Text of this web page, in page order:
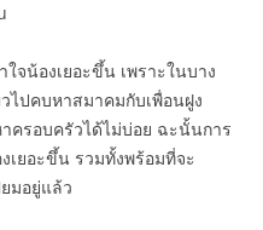
จน้องเยอะขึ้น เพราะในบาง
ไปคบหาสมาคมกับเพื่อนฝูง
ครอบครัวได้ไม่บ่อย ฉะนั้นการ
เยอะขึ้น รวมทั้งพร้อมที่จะ
มอยู่แล้ว